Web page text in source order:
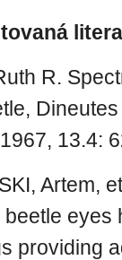
R.
13.4:
Artem,
eyes
providing